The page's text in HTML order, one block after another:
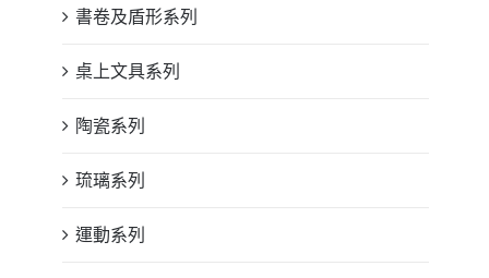
書卷及盾形系列
桌上文具系列
陶瓷系列
琉璃系列
運動系列